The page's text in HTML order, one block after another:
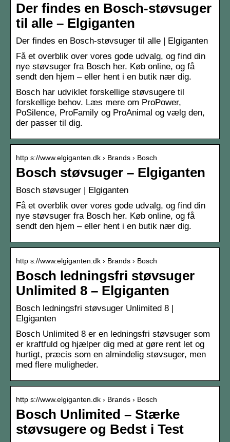
Der findes en Bosch-støvsuger
til alle – Elgiganten
Der findes en Bosch-støvsuger til alle | Elgiganten
Få et overblik over vores gode udvalg, og find din
nye støvsuger fra Bosch her. Køb online, og få
sendt den hjem – eller hent i en butik nær dig.
Bosch har udviklet forskellige støvsugere til
forskellige behov. Læs mere om ProPower,
PoSilence, ProFamily og ProAnimal og vælg den,
der passer til dig.
http s://www.elgiganten.dk › Brands › Bosch
Bosch støvsuger – Elgiganten
Bosch støvsuger | Elgiganten
Få et overblik over vores gode udvalg, og find din
nye støvsuger fra Bosch her. Køb online, og få
sendt den hjem – eller hent i en butik nær dig.
http s://www.elgiganten.dk › Brands › Bosch
Bosch ledningsfri støvsuger
Unlimited 8 – Elgiganten
Bosch ledningsfri støvsuger Unlimited 8 |
Elgiganten
Bosch Unlimited 8 er en ledningsfri støvsuger som
er kraftfuld og hjælper dig med at gøre rent let og
hurtigt, præcis som en almindelig støvsuger, men
med flere muligheder.
http s://www.elgiganten.dk › Brands › Bosch
Bosch Unlimited – Stærke
støvsugere og Bedst i Test